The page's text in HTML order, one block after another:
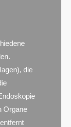
die
Organe